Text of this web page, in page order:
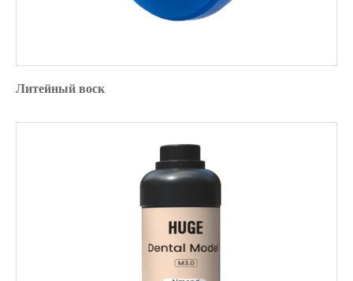
Литейный воск